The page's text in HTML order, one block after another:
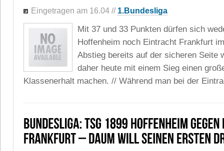
Eingetragen am 16.04 // 1.Bundesliga
Mit 37 und 33 Punkten dürfen sich
Hoffenheim noch Eintracht Frankfurt
Abstieg bereits auf der sicheren Seite
daher heute mit einem Sieg einen
Klassenerhalt machen. // Während man bei der